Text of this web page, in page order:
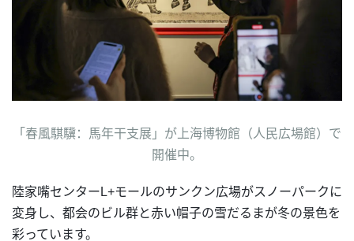
「春風騏驥：馬年干支展」が上海博物館（人民広場館）で
開催中。
陸家嘴センターL+モールのサンクン広場がスノーパークに
変身し、都会のビル群と赤い帽子の雪だるまが冬の景色を
彩っています。